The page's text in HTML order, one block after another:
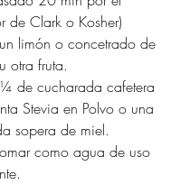
de Clark o Kosher)
limón o concetrado de
otra fruta.
de cucharada cafetera
Stevia en Polvo o una
sopera de miel.
como agua de uso